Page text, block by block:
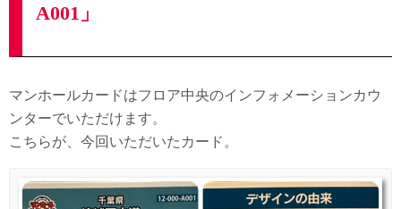
A001」
マンホールカードはフロア中央のインフォメーションカウ
ンターでいただけます。
こちらが、今回いただいたカード。